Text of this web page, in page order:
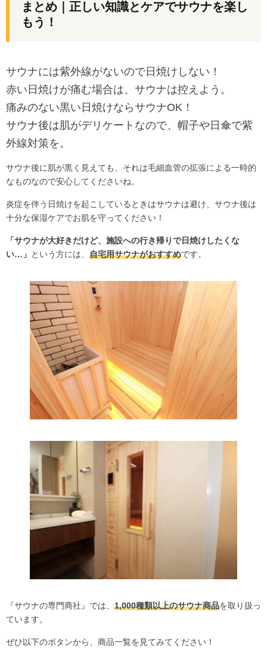
まとめ｜正しい知識とケアでサウナを楽し
もう！
サウナには紫外線がないので日焼けしない！
赤い日焼けが痛む場合は、サウナは控えよう。
痛みのない黒い日焼けならサウナOK！
サウナ後は肌がデリケートなので、帽子や日傘で紫
外線対策を。
サウナ後に肌が黒く見えても、それは毛細血管の拡張による一時的
なものなので安心してくださいね。
炎症を伴う日焼けを起こしているときはサウナは避け、サウナ後は
十分な保湿ケアでお肌を守ってください！
「サウナが大好きだけど、施設への行き帰りで日焼けしたくな
い…」 という方には、 自宅用サウナがおすすめです。
『サウナの専門商社』では、 1,000種類以上のサウナ商品を取り扱っ
ています。
ぜひ以下のボタンから、商品一覧を見てみてください！